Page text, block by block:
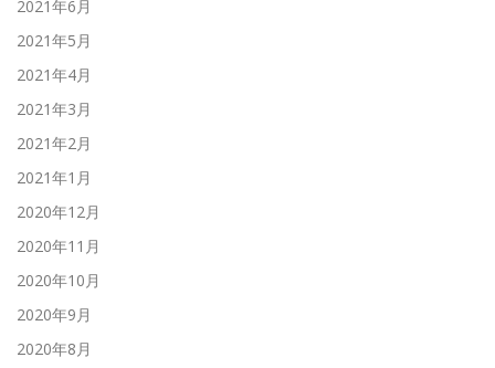
2021年6月
2021年5月
2021年4月
2021年3月
2021年2月
2021年1月
2020年12月
2020年11月
2020年10月
2020年9月
2020年8月